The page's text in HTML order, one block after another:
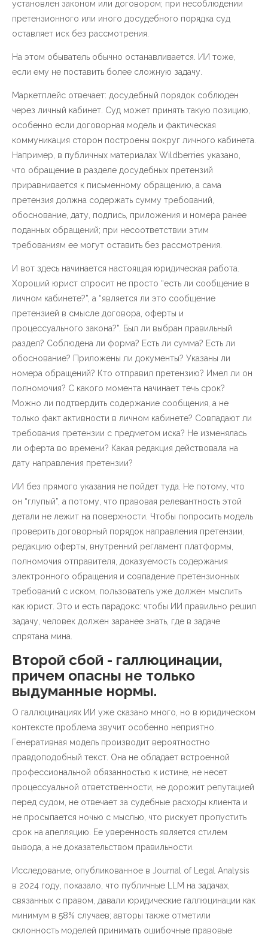
установлен законом или договором; при несоблюдении
претензионного или иного досудебного порядка суд
оставляет иск без рассмотрения.
На этом обыватель обычно останавливается. ИИ тоже,
если ему не поставить более сложную задачу.
Маркетплейс отвечает: досудебный порядок соблюден
через личный кабинет. Суд может принять такую позицию,
особенно если договорная модель и фактическая
коммуникация сторон построены вокруг личного кабинета.
Например, в публичных материалах Wildberries указано,
что обращение в разделе досудебных претензий
приравнивается к письменному обращению, а сама
претензия должна содержать сумму требований,
обоснование, дату, подпись, приложения и номера ранее
поданных обращений; при несоответствии этим
требованиям ее могут оставить без рассмотрения.
И вот здесь начинается настоящая юридическая работа.
Хороший юрист спросит не просто “есть ли сообщение в
личном кабинете?”, а “является ли это сообщение
претензией в смысле договора, оферты и
процессуального закона?”. Был ли выбран правильный
раздел? Соблюдена ли форма? Есть ли сумма? Есть ли
обоснование? Приложены ли документы? Указаны ли
номера обращений? Кто отправил претензию? Имел ли он
полномочия? С какого момента начинает течь срок?
Можно ли подтвердить содержание сообщения, а не
только факт активности в личном кабинете? Совпадают ли
требования претензии с предметом иска? Не изменялась
ли оферта во времени? Какая редакция действовала на
дату направления претензии?
ИИ без прямого указания не пойдет туда. Не потому, что
он “глупый”, а потому, что правовая релевантность этой
детали не лежит на поверхности. Чтобы попросить модель
проверить договорный порядок направления претензии,
редакцию оферты, внутренний регламент платформы,
полномочия отправителя, доказуемость содержания
электронного обращения и совпадение претензионных
требований с иском, пользователь уже должен мыслить
как юрист. Это и есть парадокс: чтобы ИИ правильно решил
задачу, человек должен заранее знать, где в задаче
спрятана мина.
Второй сбой - галлюцинации,
причем опасны не только
выдуманные нормы.
О галлюцинациях ИИ уже сказано много, но в юридическом
контексте проблема звучит особенно неприятно.
Генеративная модель производит вероятностно
правдоподобный текст. Она не обладает встроенной
профессиональной обязанностью к истине, не несет
процессуальной ответственности, не дорожит репутацией
перед судом, не отвечает за судебные расходы клиента и
не просыпается ночью с мыслью, что рискует пропустить
срок на апелляцию. Ее уверенность является стилем
вывода, а не доказательством правильности.
Исследование, опубликованное в Journal of Legal Analysis
в 2024 году, показало, что публичные LLM на задачах,
связанных с правом, давали юридические галлюцинации как
минимум в 58% случаев; авторы также отметили
склонность моделей принимать ошибочные правовые